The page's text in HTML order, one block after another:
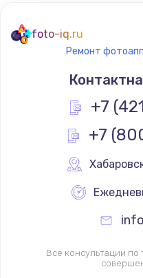
Замена
foto-iq.ru
Ремонт
+7
+7
Все консультации